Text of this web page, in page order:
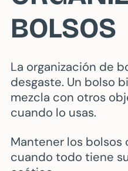
BOLSOS
La organización de
desgaste. Un bolso
mezcla con otros
cuando lo usas.
Mantener los
cuando todo tiene